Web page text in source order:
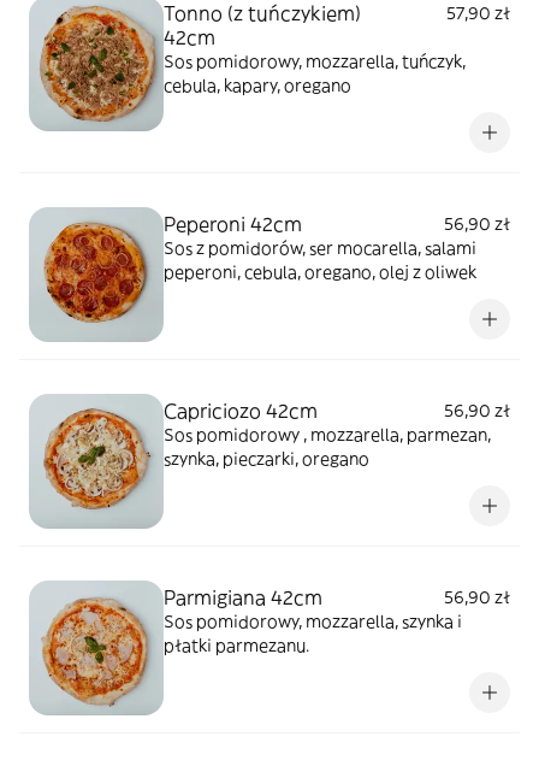
Tonno (z tuńczykiem)
42cm
57,90 zł
Sos pomidorowy, mozzarella, tuńczyk,
cebula, kapary, oregano
Peperoni 42cm
56,90 zł
Sos z pomidorów, ser mocarella, salami
peperoni, cebula, oregano, olej z oliwek
Capriciozo 42cm
56,90 zł
Sos pomidorowy , mozzarella, parmezan,
szynka, pieczarki, oregano
Parmigiana 42cm
56,90 zł
Sos pomidorowy, mozzarella, szynka i
płatki parmezanu.